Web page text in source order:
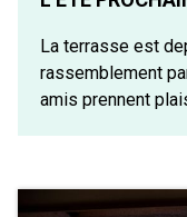
La terrasse est
rassemblement
amis prennent